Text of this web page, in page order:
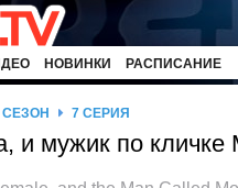
НОВИНКИ РАСПИСАНИЕ
СЕЗОН 7 СЕРИЯ
и мужик по кличке